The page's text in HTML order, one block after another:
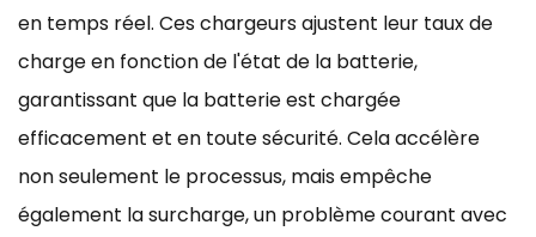
en temps réel. Ces chargeurs ajustent leur taux de
charge en fonction de l'état de la batterie,
garantissant que la batterie est chargée
efficacement et en toute sécurité. Cela accélère
non seulement le processus, mais empêche
également la surcharge, un problème courant avec